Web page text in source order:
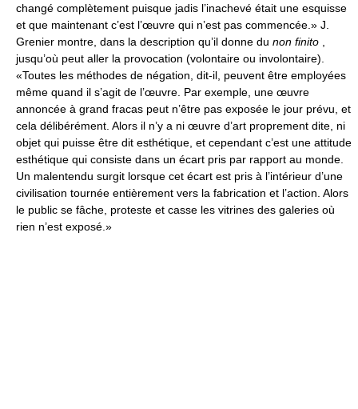
changé complètement puisque jadis l’inachevé était une esquisse
et que maintenant c’est l’œuvre qui n’est pas commencée.» J.
Grenier montre, dans la description qu’il donne du non finito
jusqu’où peut aller la provocation (volontaire ou involontaire).
«Toutes les méthodes de négation, dit-il, peuvent être employées
même quand il s’agit de l’œuvre. Par exemple, une œuvre
annoncée à grand fracas peut n’être pas exposée le jour prévu, et
cela délibérément. Alors il n’y a ni œuvre d’art proprement dite, ni
objet qui puisse être dit esthétique, et cependant c’est une attitude
esthétique qui consiste dans un écart pris par rapport au monde.
Un malentendu surgit lorsque cet écart est pris à l’intérieur d’une
civilisation tournée entièrement vers la fabrication et l’action. Alors
le public se fâche, proteste et casse les vitrines des galeries où
rien n’est exposé.»